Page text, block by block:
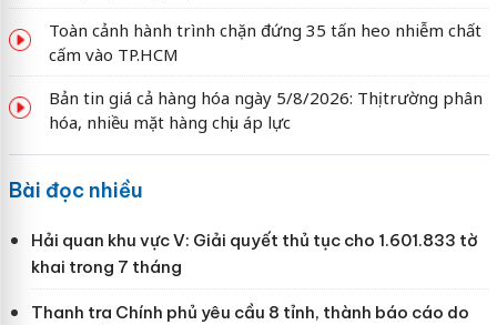
Toàn cảnh hành trình chặn đứng 35 tấn heo nhiễm chất
cấm vào TP.HCM
Bản tin giá cả hàng hóa ngày 5/8/2026: Thị trường phân
hóa, nhiều mặt hàng chịu áp lực
Bài đọc nhiều
Hải quan khu vực V: Giải quyết thủ tục cho 1.601.833 tờ
khai trong 7 tháng
Thanh tra Chính phủ yêu cầu 8 tỉnh, thành báo cáo do